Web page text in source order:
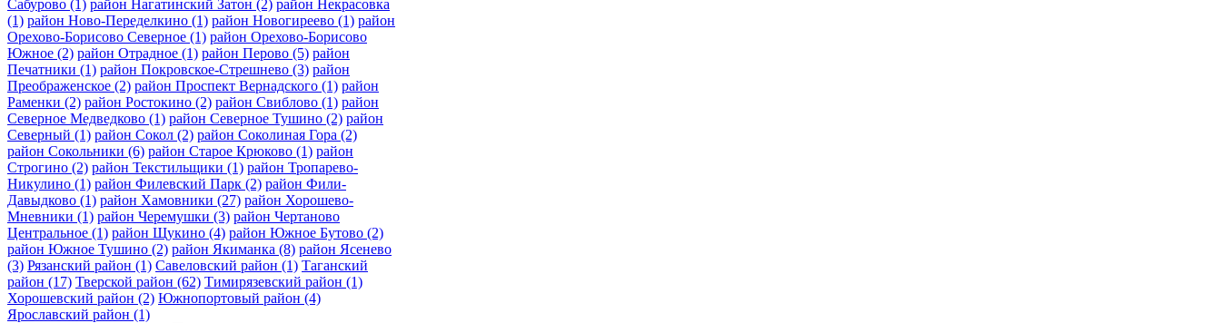
Сабурово (1) район Нагатинский Затон (2) район Некрасовка
(1) район Ново-Переделкино (1) район Новогиреево (1) район
Орехово-Борисово Северное (1) район Орехово-Борисово
Южное (2) район Отрадное (1) район Перово (5) район
Печатники (1) район Покровское-Стрешнево (3) район
Преображенское (2) район Проспект Вернадского (1) район
Раменки (2) район Ростокино (2) район Свиблово (1) район
Северное Медведково (1) район Северное Тушино (2) район
Северный (1) район Сокол (2) район Соколиная Гора (2)
район Сокольники (6) район Старое Крюково (1) район
Строгино (2) район Текстильщики (1) район Тропарево-
Никулино (1) район Филевский Парк (2) район Фили-
Давыдково (1) район Хамовники (27) район Хорошево-
Мневники (1) район Черемушки (3) район Чертаново
Центральное (1) район Щукино (4) район Южное Бутово (2)
район Южное Тушино (2) район Якиманка (8) район Ясенево
(3) Рязанский район (1) Савеловский район (1) Таганский
район (17) Тверской район (62) Тимирязевский район (1)
Хорошевский район (2) Южнопортовый район (4)
Ярославский район (1)